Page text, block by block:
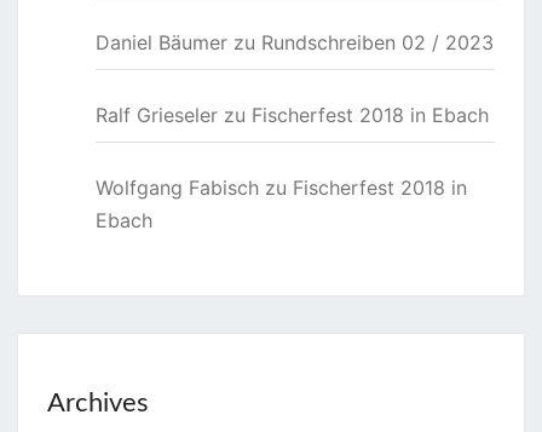
Daniel Bäumer zu Rundschreiben 02 / 2023
Ralf Grieseler zu Fischerfest 2018 in Ebach
Wolfgang Fabisch zu Fischerfest 2018 in
Ebach
Archives